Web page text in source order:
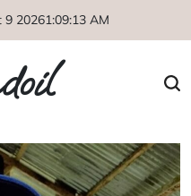
9 20261:09:14 AM